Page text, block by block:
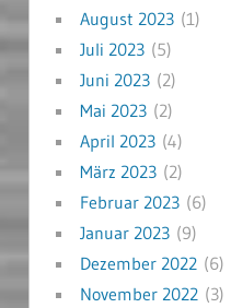
August 2023(1)
Juli 2023(5)
Juni 2023(2)
Mai 2023(2)
April 2023(4)
März 2023(2)
Februar 2023(6)
Januar 2023(9)
Dezember 2022(6)
November 2022(3)